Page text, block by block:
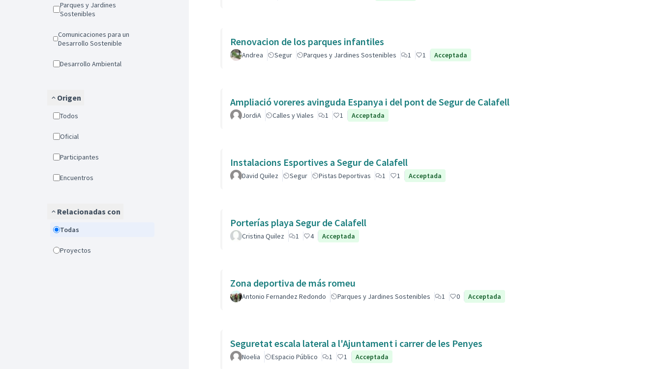
Parques y Jardines
Sostenibles
Comunicaciones para un
Desarrollo Sostenible
Desarrollo Ambiental
Origen
Todos
Oficial
Participantes
Encuentros
Relacionadas con
Todas
Proyectos
Renovacion de los parques infantiles
Andrea Segur Parques y Jardines Sostenibles 1 1 Acceptada
Ampliació voreres avinguda Espanya i del pont de Segur de Calafell
JordiA Calles y Viales 1 1 Acceptada
Instalacions Esportives a Segur de Calafell
David Quilez Segur Pistas Deportivas 1 1 Acceptada
Porterías playa Segur de Calafell
Cristina Quilez 1 4 Acceptada
Zona deportiva de más romeu
Antonio Fernandez Redondo Parques y Jardines Sostenibles 1 0 Acceptada
Seguretat escala lateral a l'Ajuntament i carrer de les Penyes
Noelia Espacio Público 1 1 Acceptada